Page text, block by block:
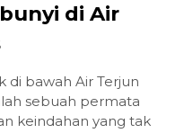
di Air
di bawah Air Terjun
sebuah permata
keindahan yang tak